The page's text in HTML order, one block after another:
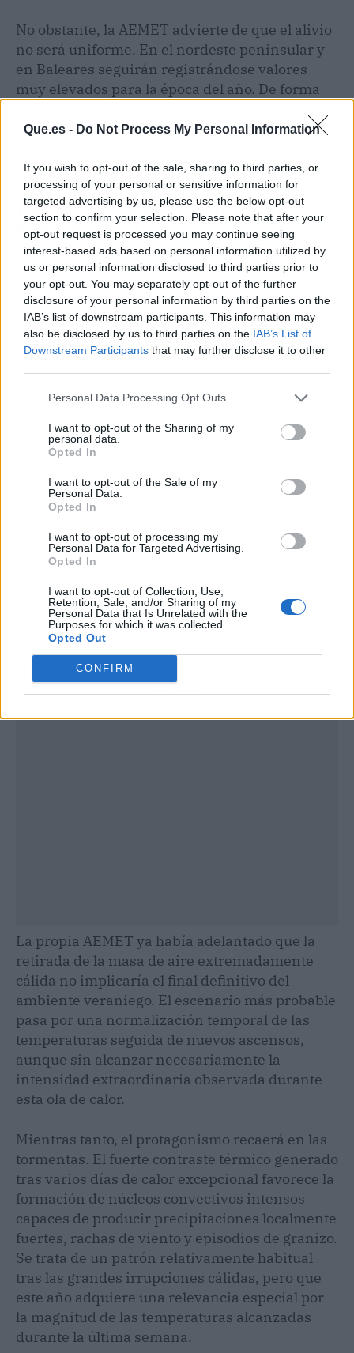
Que.es - Do Not Process My Personal Information
If you wish to opt-out of the sale, sharing to third parties, or
processing of your personal or sensitive information for
targeted advertising by us, please use the below opt-out
section to confirm your selection. Please note that after your
opt-out request is processed you may continue seeing
interest-based ads based on personal information utilized by
us or personal information disclosed to third parties prior to
your opt-out. You may separately opt-out of the further
disclosure of your personal information by third parties on the
IAB’s list of downstream participants. This information may
also be disclosed by us to third parties on the IAB’s List of
Downstream Participants that may further disclose it to other
Personal Data Processing Opt Outs
I want to opt-out of the Sharing of my
personal data.
Opted In
I want to opt-out of the Sale of my
Personal Data.
Opted In
I want to opt-out of processing my
Personal Data for Targeted Advertising.
Opted In
I want to opt-out of Collection, Use,
Retention, Sale, and/or Sharing of my
Personal Data that Is Unrelated with the
Purposes for which it was collected.
Opted Out
CONFIRM
No obstante, la AEMET advierte de que el alivio
no será uniforme. En el nordeste peninsular y
en Baleares seguirán registrándose valores
muy elevados para la época del año. De forma
grados en algunos puntos del valle del Ebro y de
avisos meteorológicos por altas temperaturas.
Un respiro temporal antes de
posibles repuntes
Los modelos meteorológicos apuntan a que el
descenso térmico se consolidará durante los
próximos días, aunque los expertos no
descartan nuevos repuntes del calor durante la
próxima semana. La evolución atmosférica
prevista sugiere que las temperaturas podrían
normales en áreas del centro, sur y nordeste
peninsular, así como en Baleares.
Publicidad
La propia AEMET ya había adelantado que la
retirada de la masa de aire extremadamente
cálida no implicaría el final definitivo del
ambiente veraniego. El escenario más probable
pasa por una normalización temporal de las
temperaturas seguida de nuevos ascensos,
aunque sin alcanzar necesariamente la
intensidad extraordinaria observada durante
esta ola de calor.
Mientras tanto, el protagonismo recaerá en las
tormentas. El fuerte contraste térmico generado
tras varios días de calor excepcional favorece la
formación de núcleos convectivos intensos
capaces de producir precipitaciones localmente
fuertes, rachas de viento y episodios de granizo.
Se trata de un patrón relativamente habitual
tras las grandes irrupciones cálidas, pero que
este año adquiere una relevancia especial por
la magnitud de las temperaturas alcanzadas
durante la última semana.